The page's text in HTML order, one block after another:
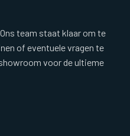
team staat klaar om te
of eventuele vragen te
voor de ultieme